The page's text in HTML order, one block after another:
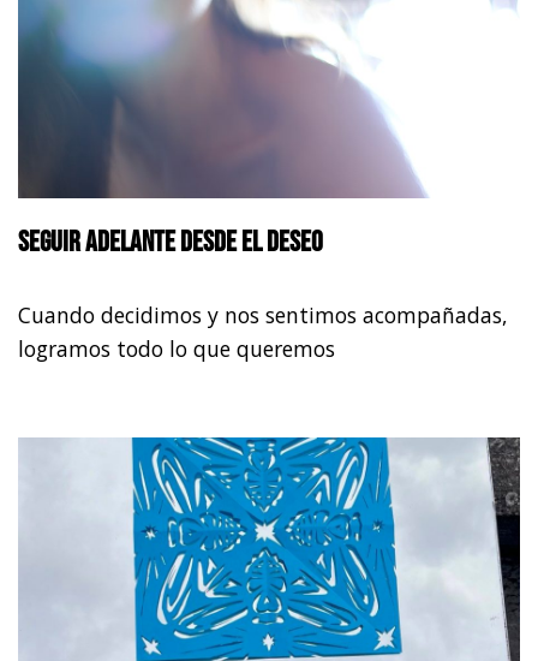
Seguir adelante desde el deseo
Cuando decidimos y nos sentimos acompañadas,
logramos todo lo que queremos